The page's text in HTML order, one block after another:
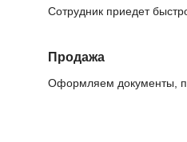
Сотрудник приедет
Продажа
Оформляем документы,